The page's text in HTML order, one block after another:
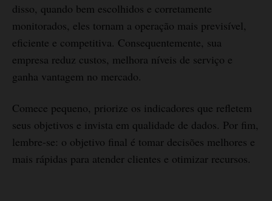
disso, quando bem escolhidos e corretamente
monitorados, eles tornam a operação mais previsível,
eficiente e competitiva. Consequentemente, sua
empresa reduz custos, melhora níveis de serviço e
ganha vantagem no mercado.
Comece pequeno, priorize os indicadores que refletem
seus objetivos e invista em qualidade de dados. Por fim,
lembre-se: o objetivo final é tomar decisões melhores e
mais rápidas para atender clientes e otimizar recursos.